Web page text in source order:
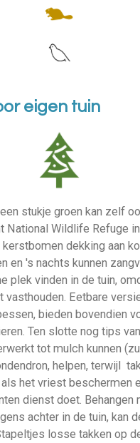
eigen tuin
stukje groen kan zelf
National Wildlife Refuge
dekking aan
en 's nachts kunnen
plek vinden in de tuin,
vasthouden. Eetbare
bieden bovendien
Ten slotte nog tips
tot mulch kunnen
helpen, terwijl
het vriest beschermen
dienst doet. Behangen
achter in de tuin, kan
losse takken op